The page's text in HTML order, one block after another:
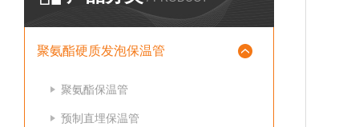
聚氨酯硬质发泡保温管
聚氨酯保温管
预制直埋保温管